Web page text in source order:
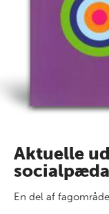
Aktuelle
En del af